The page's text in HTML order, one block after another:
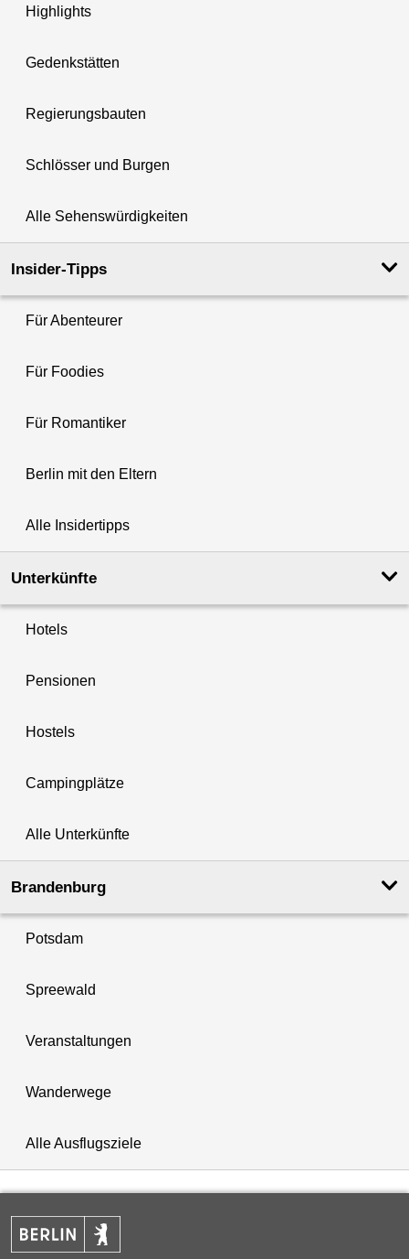
Highlights
Gedenkstätten
Regierungsbauten
Schlösser und Burgen
Alle Sehenswürdigkeiten
Insider-Tipps
Für Abenteurer
Für Foodies
Für Romantiker
Berlin mit den Eltern
Alle Insidertipps
Unterkünfte
Hotels
Pensionen
Hostels
Campingplätze
Alle Unterkünfte
Brandenburg
Potsdam
Spreewald
Veranstaltungen
Wanderwege
Alle Ausflugsziele